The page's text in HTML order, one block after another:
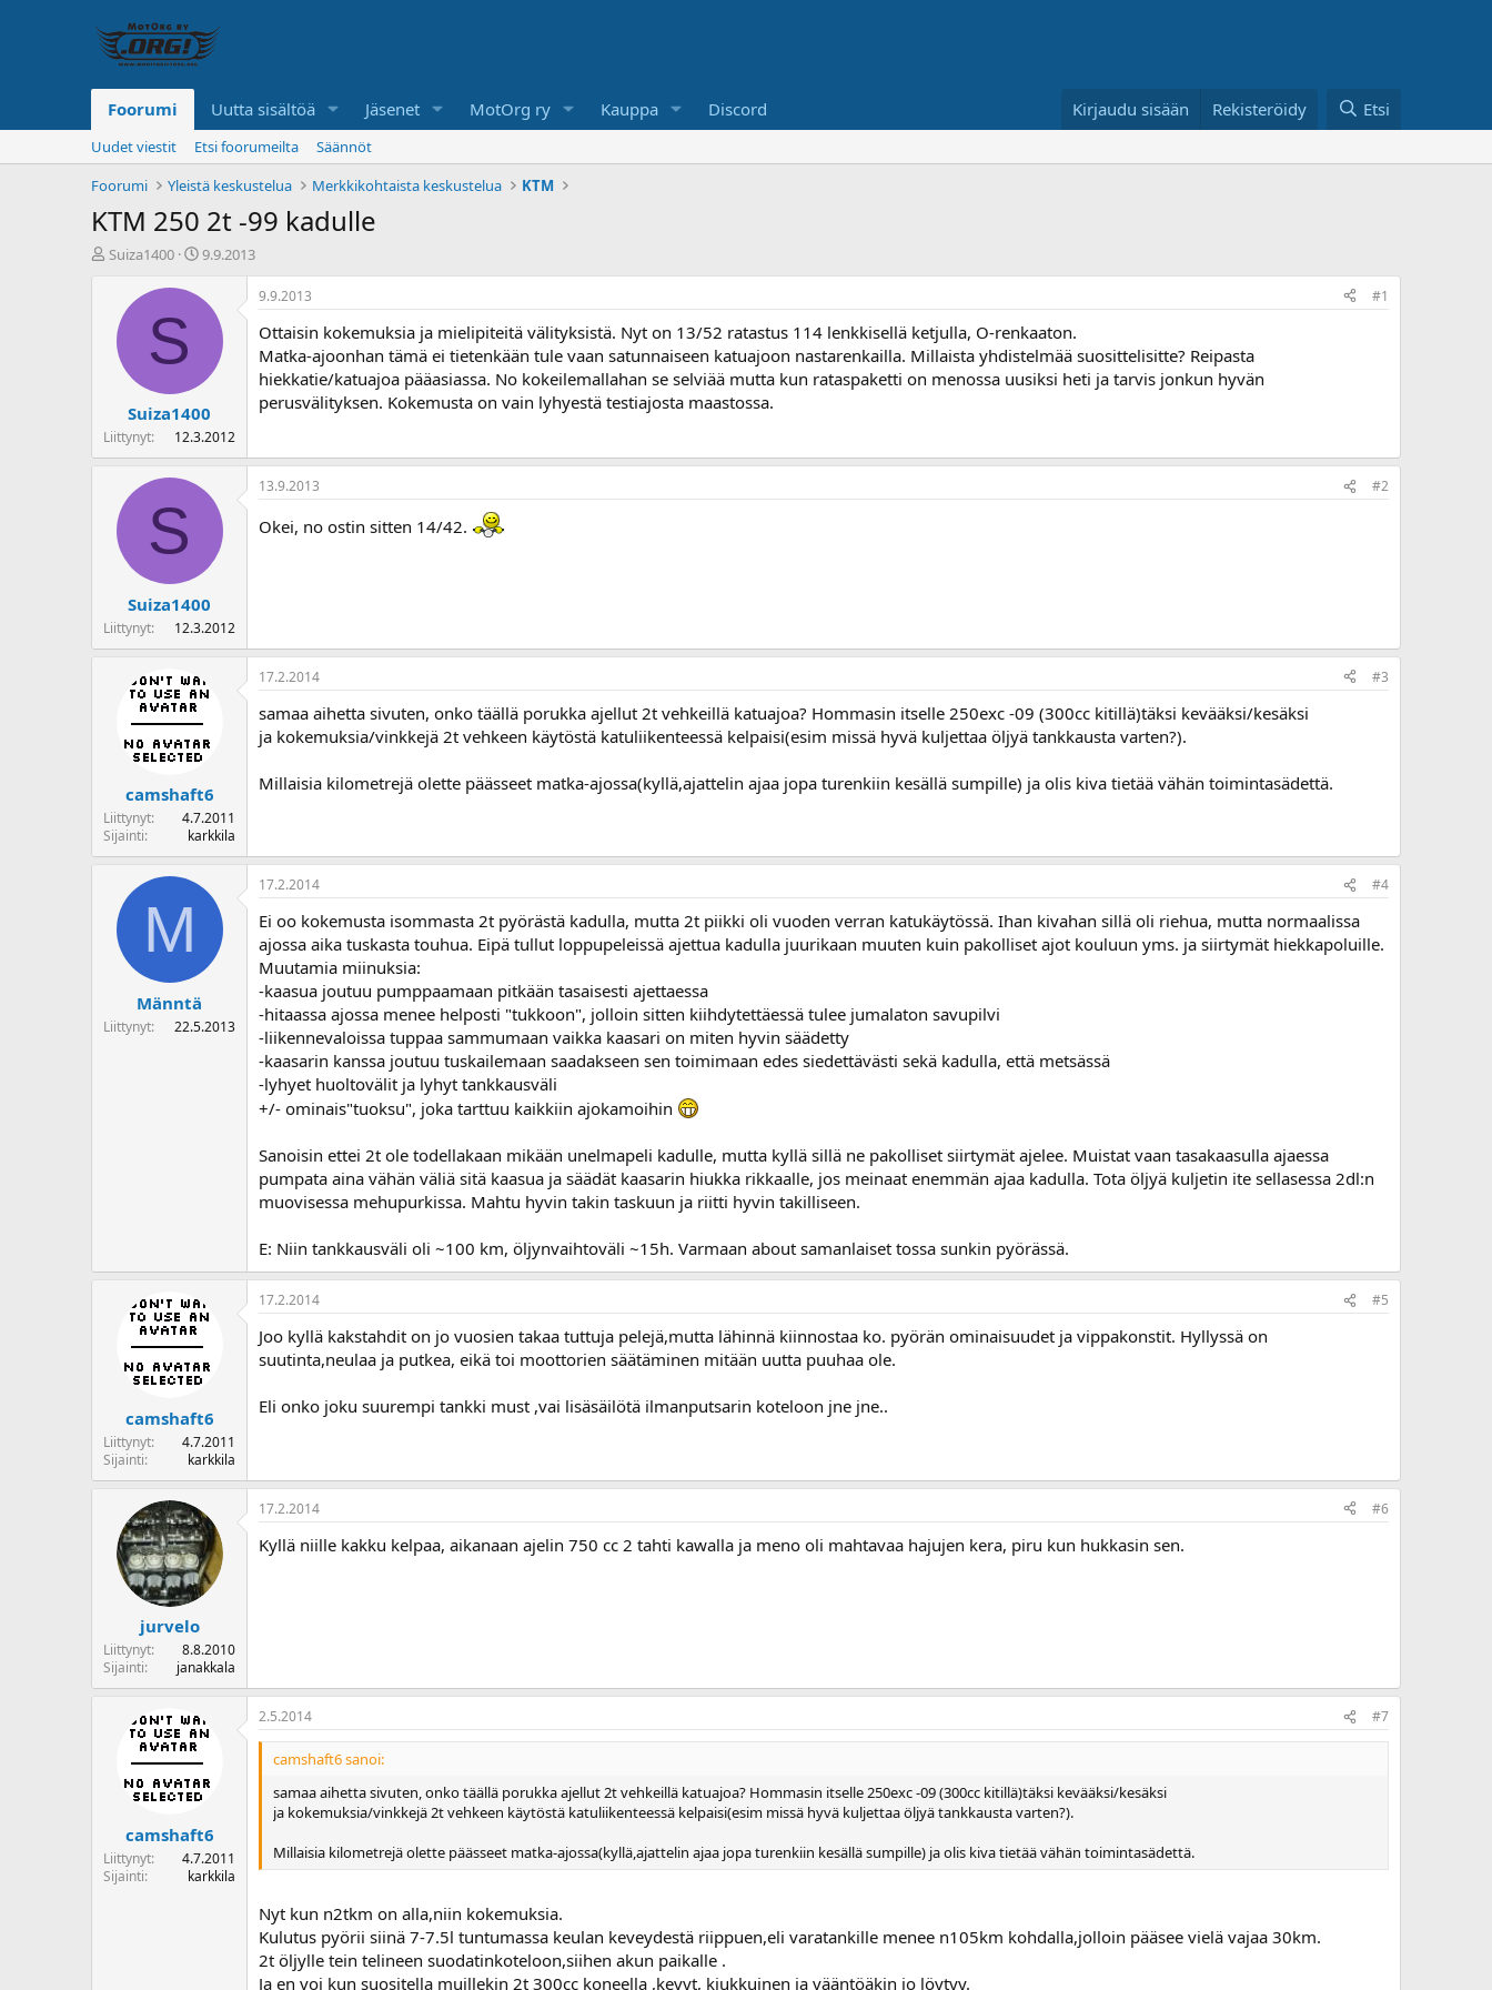
Foorumi Uutta sisältöä Jäsenet MotOrg ry Kauppa Discord Kirjaudu sisään Rekisteröidy Etsi
Uudet viestit Etsi foorumeilta
Säännöt
Foorumi
Yleistä keskustelua Merkkikohtaista keskustelua KTM
KTM 250 2t -99 kadulle
K
u
a
Suiza1400
A
ä
9.9.2013
S
Suiza1400
Liittynyt 12.3.2012
9.9.2013 #1
Ottaisin kokemuksia ja mielipiteitä välityksistä. Nyt on 13/52 ratastus 114 lenkkisellä ketjulla, O-renkaaton.
Matka-ajoonhan tämä ei tietenkään tule vaan satunnaiseen katuajoon nastarenkailla. Millaista yhdistelmää suosittelisitte? Reipasta
hiekkatie/katuajoa pääasiassa. No kokeilemallahan se selviää mutta kun rataspaketti on menossa uusiksi heti ja tarvis jonkun hyvän
perusvälityksen. Kokemusta on vain lyhyestä testiajosta maastossa.
S
Suiza1400
Liittynyt 12.3.2012
13.9.2013 #2
Okei, no ostin sitten 14/42.
camshaft6
Liittynyt
4.7.2011
Sijainti
karkkila
17.2.2014 #3
samaa aihetta sivuten, onko täällä porukka ajellut 2t vehkeillä katuajoa? Hommasin itselle 250exc -09 (300cc kitillä)täksi kevääksi/kesäksi
ja kokemuksia/vinkkejä 2t vehkeen käytöstä katuliikenteessä kelpaisi(esim missä hyvä kuljettaa öljyä tankkausta varten?).
Millaisia kilometrejä olette päässeet matka-ajossa(kyllä,ajattelin ajaa jopa turenkiin kesällä sumpille) ja olis kiva tietää vähän toimintasädettä.
M
Männtä
Liittynyt 22.5.2013
17.2.2014 #4
Ei oo kokemusta isommasta 2t pyörästä kadulla, mutta 2t piikki oli vuoden verran katukäytössä. Ihan kivahan sillä oli riehua, mutta normaalissa
ajossa aika tuskasta touhua. Eipä tullut loppupeleissä ajettua kadulla juurikaan muuten kuin pakolliset ajot kouluun yms. ja siirtymät hiekkapoluille.
Muutamia miinuksia:
-kaasua joutuu pumppaamaan pitkään tasaisesti ajettaessa
-hitaassa ajossa menee helposti "tukkoon", jolloin sitten kiihdytettäessä tulee jumalaton savupilvi
-liikennevaloissa tuppaa sammumaan vaikka kaasari on miten hyvin säädetty
-kaasarin kanssa joutuu tuskailemaan saadakseen sen toimimaan edes siedettävästi sekä kadulla, että metsässä
-lyhyet huoltovälit ja lyhyt tankkausväli
+/- ominais"tuoksu", joka tarttuu kaikkiin ajokamoihin
Sanoisin ettei 2t ole todellakaan mikään unelmapeli kadulle, mutta kyllä sillä ne pakolliset siirtymät ajelee. Muistat vaan tasakaasulla ajaessa
pumpata aina vähän väliä sitä kaasua ja säädät kaasarin hiukka rikkaalle, jos meinaat enemmän ajaa kadulla. Tota öljyä kuljetin ite sellasessa 2dl:n
muovisessa mehupurkissa. Mahtu hyvin takin taskuun ja riitti hyvin takilliseen.
E: Niin tankkausväli oli ~100 km, öljynvaihtoväli ~15h. Varmaan about samanlaiset tossa sunkin pyörässä.
camshaft6
Liittynyt
4.7.2011
Sijainti
karkkila
17.2.2014 #5
Joo kyllä kakstahdit on jo vuosien takaa tuttuja pelejä,mutta lähinnä kiinnostaa ko. pyörän ominaisuudet ja vippakonstit. Hyllyssä on
suutinta,neulaa ja putkea, eikä toi moottorien säätäminen mitään uutta puuhaa ole.
Eli onko joku suurempi tankki must ,vai lisäsäilötä ilmanputsarin koteloon jne jne..
jurvelo
Liittynyt
8.8.2010
Sijainti
janakkala
17.2.2014 #6
Kyllä niille kakku kelpaa, aikanaan ajelin 750 cc 2 tahti kawalla ja meno oli mahtavaa hajujen kera, piru kun hukkasin sen.
camshaft6
Liittynyt
4.7.2011
Sijainti
karkkila
2.5.2014 #7
camshaft6 sanoi:
samaa aihetta sivuten, onko täällä porukka ajellut 2t vehkeillä katuajoa? Hommasin itselle 250exc -09 (300cc kitillä)täksi kevääksi/kesäksi
ja kokemuksia/vinkkejä 2t vehkeen käytöstä katuliikenteessä kelpaisi(esim missä hyvä kuljettaa öljyä tankkausta varten?).
Millaisia kilometrejä olette päässeet matka-ajossa(kyllä,ajattelin ajaa jopa turenkiin kesällä sumpille) ja olis kiva tietää vähän toimintasädettä.
Nyt kun n2tkm on alla,niin kokemuksia.
Kulutus pyörii siinä 7-7.5l tuntumassa keulan keveydestä riippuen,eli varatankille menee n105km kohdalla,jolloin pääsee vielä vajaa 30km.
2t öljylle tein telineen suodatinkoteloon,siihen akun paikalle .
Ja en voi kun suositella muillekin 2t 300cc koneella ,kevyt, kiukkuinen ja vääntöäkin jo löytyy.